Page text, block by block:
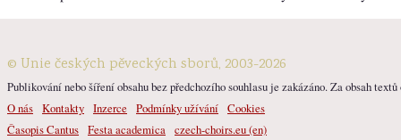
© Unie českých pěveckých sborů, 2003-2026
Publikování nebo šíření obsahu bez předchozího souhlasu je zakázáno. Za obsah
O nás Kontakty Inzerce Podmínky užívání Cookies
Časopis Cantus Festa academica czech-choirs.eu (en)